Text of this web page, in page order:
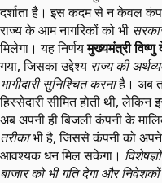
दर्शाता है। इस कदम से न केवल
राज्य के आम नागरिकों को भी
मिलेगा। यह निर्णयमुख्यमंत्री विष्णु
गया, जिसका उद्देश्य राज्य की
भागीदारी सुनिश्चित करनाहै। अब
हिस्सेदारी सीमित होती थी, लेकिन
अब अपनी ही बिजली कंपनी के
तरीकाभी है, जिससे कंपनी को
आवश्यक धन मिल सकेगा।
बाजार को भी गति देगा और